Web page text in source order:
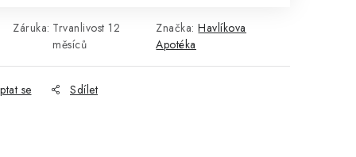
Záruka: Trvanlivost 12
měsíců
Značka:Havlíkova
Apotéka
se Sdílet